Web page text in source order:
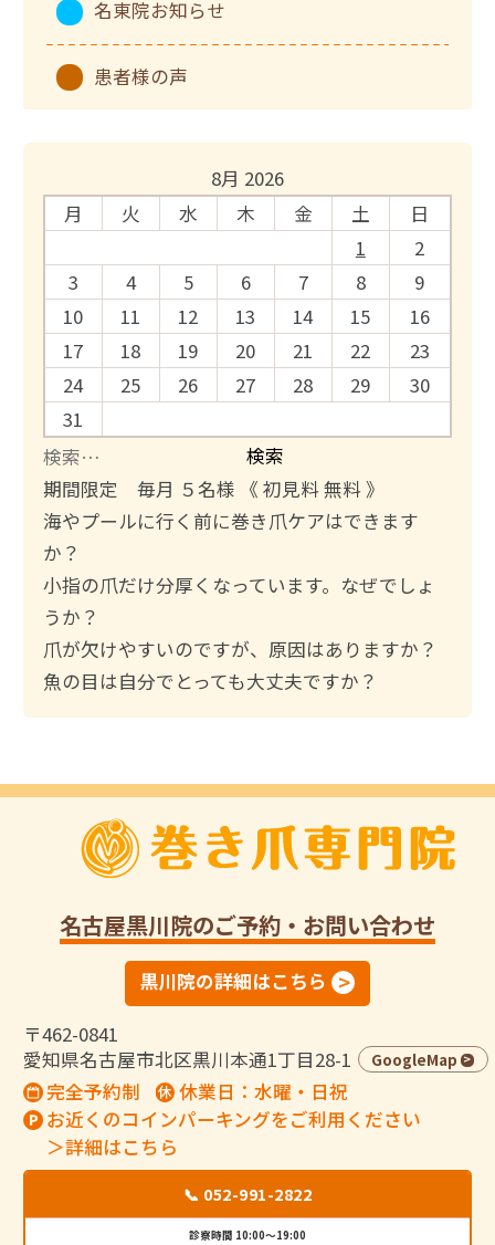
名東院お知らせ
患者様の声
8月 2026
月
火 水 木 金 土
日
1
2
3
4 5 6 7 8
9
10
11 12 13 14 15
16
17
18 19 20 21 22
23
24
25 26 27 28 29
30
31
検
索
:
期間限定 毎月 ５名様 《 初見料 無料 》
海やプールに行く前に巻き爪ケアはできます
か？
小指の爪だけ分厚くなっています。なぜでしょ
うか？
爪が欠けやすいのですが、原因はありますか？
魚の目は自分でとっても大丈夫ですか？
名古屋黒川院のご予約・お問い合わせ
黒川院の詳細はこちら
〒462-0841
愛知県名古屋市北区黒川本通1丁目28-1
GoogleMap
完全予約制
休業日：水曜・日祝
お近くのコインパーキングをご利用ください
＞詳細はこちら
📞 052-991-2822
診察時間 10:00～19:00